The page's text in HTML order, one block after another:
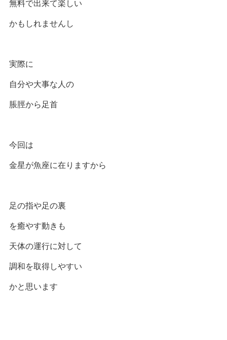
無料で出来て楽しい
かもしれませんし
実際に
自分や大事な人の
脹脛から足首
今回は
金星が魚座に在りますから
足の指や足の裏
を癒やす動きも
天体の運行に対して
調和を取得しやすい
かと思います